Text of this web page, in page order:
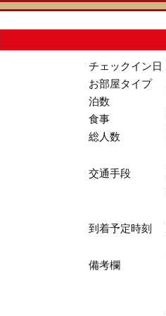
チェックイン日
お部屋タイプ
泊数
食事
総人数
交通手段
到着予定時刻
備考欄